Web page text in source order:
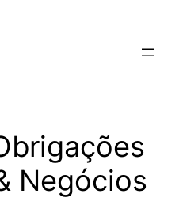
Negócios